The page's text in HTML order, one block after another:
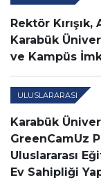
Rektör
Karabük
ve Kampüs
ULUSLARARASI
Karabük
GreenCamUz
Uluslararası
Ev Sahipliği